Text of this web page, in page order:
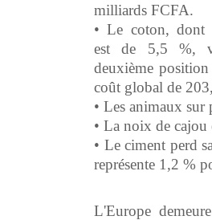
milliards FCFA.
• Le coton, dont
est de 5,5 %,
deuxième
coût global de
• Les animaux
• La noix de
• Le ciment perd
représente 1,2 %
L'Europe